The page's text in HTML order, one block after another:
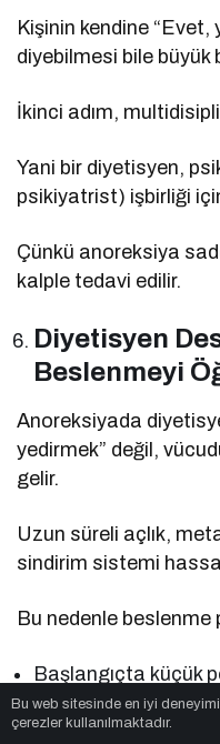
Kişinin kendine “Evet,
diyebilmesi bile büyük
İkinci adım,
Yani bir diyetisyen,
psikiyatrist) işbirliği
Çünkü anoreksiya
kalple tedavi edilir.
Diyetisyen
Beslenmeyi
Anoreksiyada
yedirmek” değil,
gelir.
Uzun süreli açlık,
sindirim sistemi
Bu nedenle beslenme
Başlangıçta küçük
Vücut yeniden
Bu web sitesinde en iyi
çerezler kullanılmaktadır.